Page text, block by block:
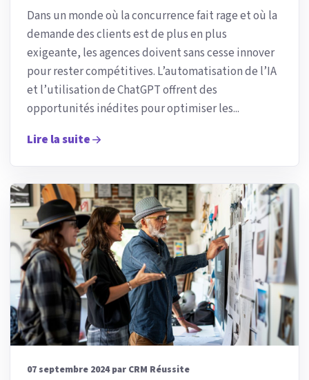
Dans un monde où la concurrence fait rage et où la
demande des clients est de plus en plus
exigeante, les agences doivent sans cesse innover
pour rester compétitives. L’automatisation de l’IA
et l’utilisation de ChatGPT offrent des
opportunités inédites pour optimiser les...
Lire la suite
07 septembre 2024 par CRM Réussite